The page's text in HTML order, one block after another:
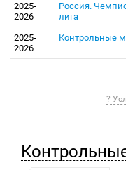
2025-
2026
Россия.
лига
2025-
2026
Контрольные
?